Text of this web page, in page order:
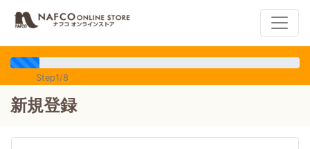
Step1/8
新規登録